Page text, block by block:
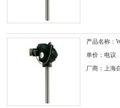
产品名称：
单价：电议
厂商：上海